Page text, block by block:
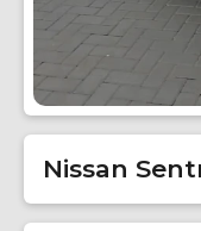
Nissan